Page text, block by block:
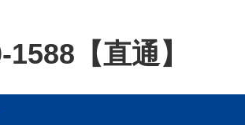
【直通】